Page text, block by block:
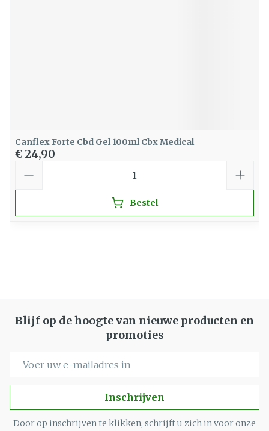
Canflex Forte Cbd Gel 100ml Cbx Medical
€ 24,90
Bestel
Blijf op de hoogte van nieuwe producten en
promoties
Inschrijven
Door op inschrijven te klikken, schrijft u zich in voor onze